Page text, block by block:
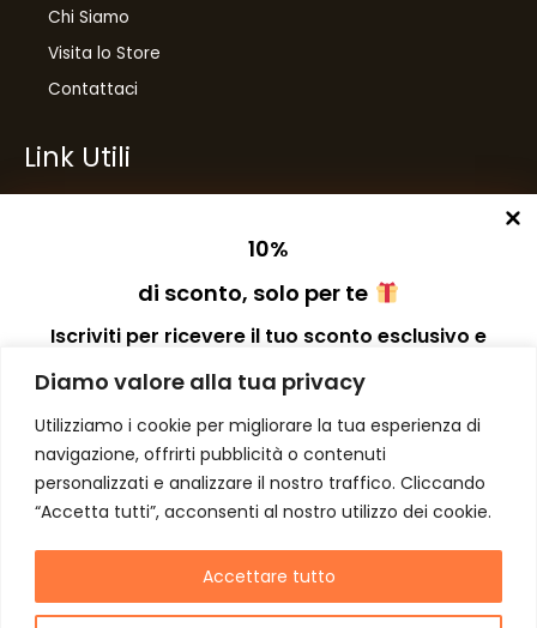
Diamo valore alla tua privacy
Utilizziamo i cookie per migliorare la tua esperienza di
navigazione, offrirti pubblicità o contenuti
personalizzati e analizzare il nostro traffico. Cliccando
“Accetta tutti”, acconsenti al nostro utilizzo dei cookie.
Accettare tutto
Chi Siamo
Visita lo Store
Contattaci
Link Utili
Spese di Spedizione
Preferenze dei Cookies
Number One
di Domenico Toccacieli
Via G. Mazzini 5/C
61033 FERMIGNANO PU
C.F. TCCDNC64A31D541L
10%
di sconto, solo per te
Iscriviti per ricevere il tuo sconto esclusivo e
e offerte!